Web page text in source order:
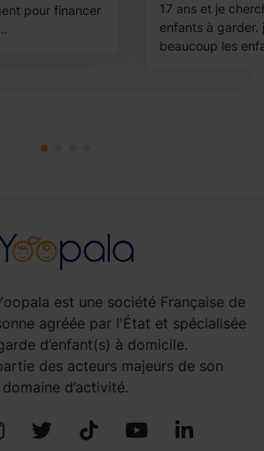
pour financer
17 ans et je
enfants à garder.
beaucoup les
est une société Française de
agréée par l'État et spécialisée
d’enfant(s) à domicile.
des acteurs majeurs de son
domaine d’activité.